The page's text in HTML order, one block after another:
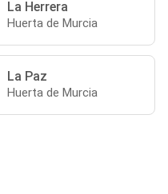
La Herrera
Huerta de Murcia
La Paz
Huerta de Murcia